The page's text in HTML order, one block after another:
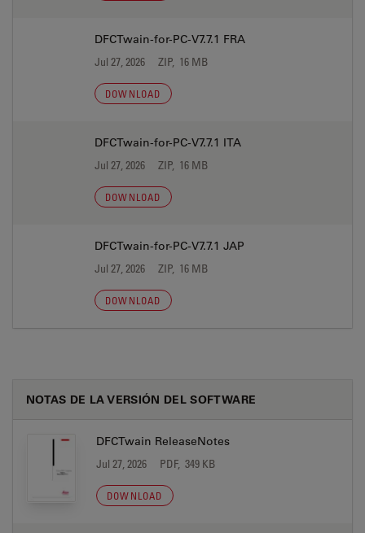
DFCTwain-for-PC-V7.7.1 FRA
Jul 27, 2026 ZIP, 16 MB
DOWNLOAD
DFCTwain-for-PC-V7.7.1 ITA
Jul 27, 2026 ZIP, 16 MB
DOWNLOAD
DFCTwain-for-PC-V7.7.1 JAP
Jul 27, 2026 ZIP, 16 MB
DOWNLOAD
NOTAS DE LA VERSIÓN DEL SOFTWARE
DFCTwain ReleaseNotes
Jul 27, 2026 PDF, 349 KB
DOWNLOAD